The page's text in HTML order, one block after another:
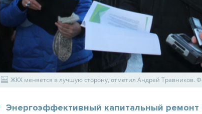
ЖКХ меняется в лучшую сторону, отметил Андрей Травников.
Энергоэффективный капитальный